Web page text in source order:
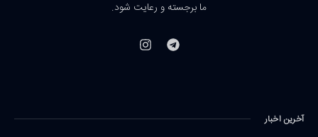
ما برجسته و رعایت شود.
آخرین اخبار